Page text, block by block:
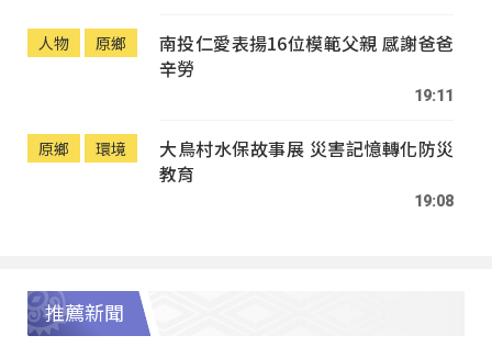
人物 原鄉
南投仁愛表揚16位模範父親 感謝爸爸
辛勞
19:11
原鄉 環境
大鳥村水保故事展 災害記憶轉化防災
教育
19:08
推薦新聞